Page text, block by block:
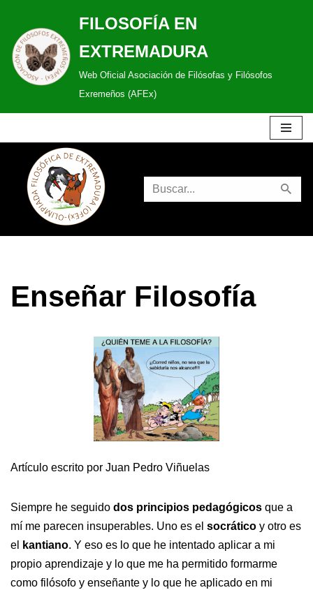
Saltar
al
contenido
FILOSOFÍA EN
EXTREMADURA
Web Oficial Asociación de Filósofas y Filósofos
Exremeños (AFEx)
Enseñar Filosofía
Artículo escrito por Juan Pedro Viñuelas
Siempre he seguido dos principios pedagógicos que a
mí me parecen insuperables. Uno es el socrático y otro es
el
kantiano. Y eso es lo que he intentado aplicar a mi
propio aprendizaje y lo que me ha permitido formarme
como filósofo y enseñante y lo que he aplicado en mi